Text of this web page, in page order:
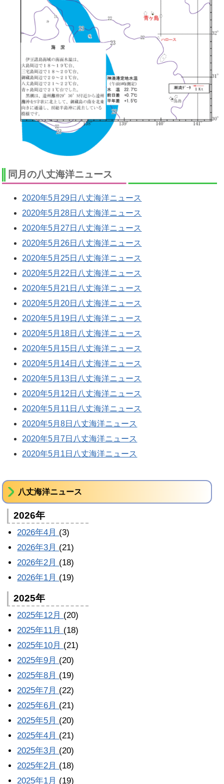
同月の八丈海洋ニュース
2020年5月29日八丈海洋ニュース
2020年5月28日八丈海洋ニュース
2020年5月27日八丈海洋ニュース
2020年5月26日八丈海洋ニュース
2020年5月25日八丈海洋ニュース
2020年5月22日八丈海洋ニュース
2020年5月21日八丈海洋ニュース
2020年5月20日八丈海洋ニュース
2020年5月19日八丈海洋ニュース
2020年5月18日八丈海洋ニュース
2020年5月15日八丈海洋ニュース
2020年5月14日八丈海洋ニュース
2020年5月13日八丈海洋ニュース
2020年5月12日八丈海洋ニュース
2020年5月11日八丈海洋ニュース
2020年5月8日八丈海洋ニュース
2020年5月7日八丈海洋ニュース
2020年5月1日八丈海洋ニュース
八丈海洋ニュース
2026年
2026年4月 (3)
2026年3月 (21)
2026年2月 (18)
2026年1月 (19)
2025年
2025年12月 (20)
2025年11月 (18)
2025年10月 (21)
2025年9月 (20)
2025年8月 (19)
2025年7月 (22)
2025年6月 (21)
2025年5月 (20)
2025年4月 (21)
2025年3月 (20)
2025年2月 (18)
2025年1月 (19)